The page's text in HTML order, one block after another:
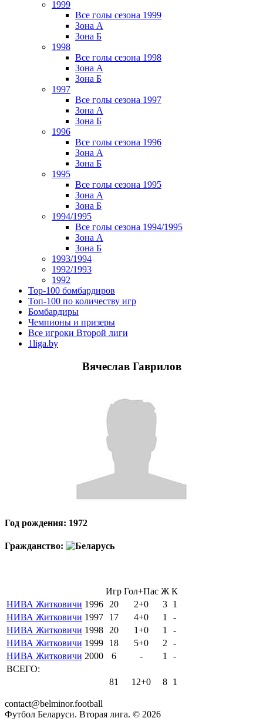
1999
Все голы сезона 1999
Зона А
Зона Б
1998
Все голы сезона 1998
Зона А
Зона Б
1997
Все голы сезона 1997
Зона А
Зона Б
1996
Все голы сезона 1996
Зона А
Зона Б
1995
Все голы сезона 1995
Зона А
Зона Б
1994/1995
Все голы сезона 1994/1995
Зона А
Зона Б
1993/1994
1992/1993
1992
Top-100 бомбардиров
Топ-100 по количеству игр
Бомбардиры
Чемпионы и призеры
Все игроки Второй лиги
1liga.by
Вячеслав Гаврилов
Год рождения: 1972
Гражданство:
Игр Гол+Пас Ж К
НИВА Житковичи 1996 20 2+0 3 1
НИВА Житковичи 1997 17 4+0 1
-
НИВА Житковичи 1998 20 1+0 1
-
НИВА Житковичи 1999 18 5+0 2
-
НИВА Житковичи 2000 6 - 1
-
ВСЕГО:
81
12+0 8 1
contact@belminor.football
Футбол Беларуси. Вторая лига. © 2026